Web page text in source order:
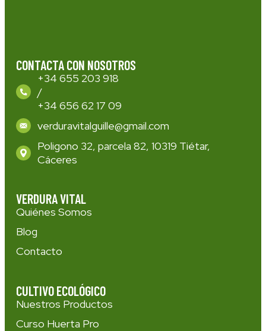
CONTACTA CON NOSOTROS
+34 655 203 918
/
+34 656 62 17 09
verduravitalguille@gmail.com
Poligono 32, parcela 82, 10319 Tiétar,
Cáceres
VERDURA VITAL
Quiénes Somos
Blog
Contacto
CULTIVO ECOLÓGICO
Nuestros Productos
Curso Huerta Pro